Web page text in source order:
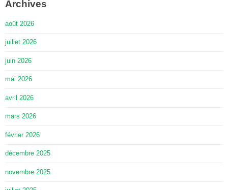
Archives
août 2026
juillet 2026
juin 2026
mai 2026
avril 2026
mars 2026
février 2026
décembre 2025
novembre 2025